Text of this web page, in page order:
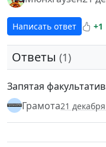
Написать ответ +1
Ответы (1)
Запятая
Грамота21